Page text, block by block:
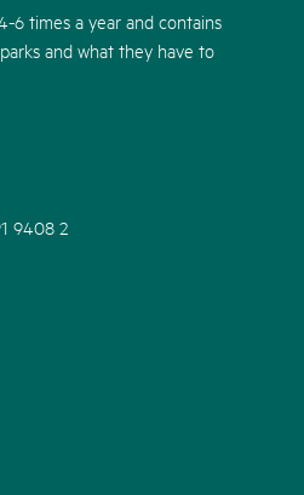
6 times a year and contains
and what they have to
9408 2